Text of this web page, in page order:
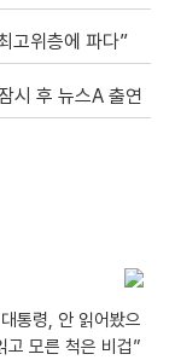
고위층에 파다”
시 후 뉴스A 출연
통령, 안 읽어봤으
고 모른 척은 비겁”